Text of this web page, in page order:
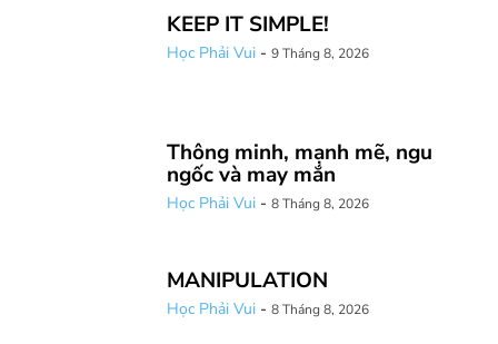
KEEP IT SIMPLE!
Học Phải Vui - 9 Tháng 8, 2026
Thông minh, mạnh mẽ, ngu
ngốc và may mắn
Học Phải Vui - 8 Tháng 8, 2026
MANIPULATION
Học Phải Vui - 8 Tháng 8, 2026